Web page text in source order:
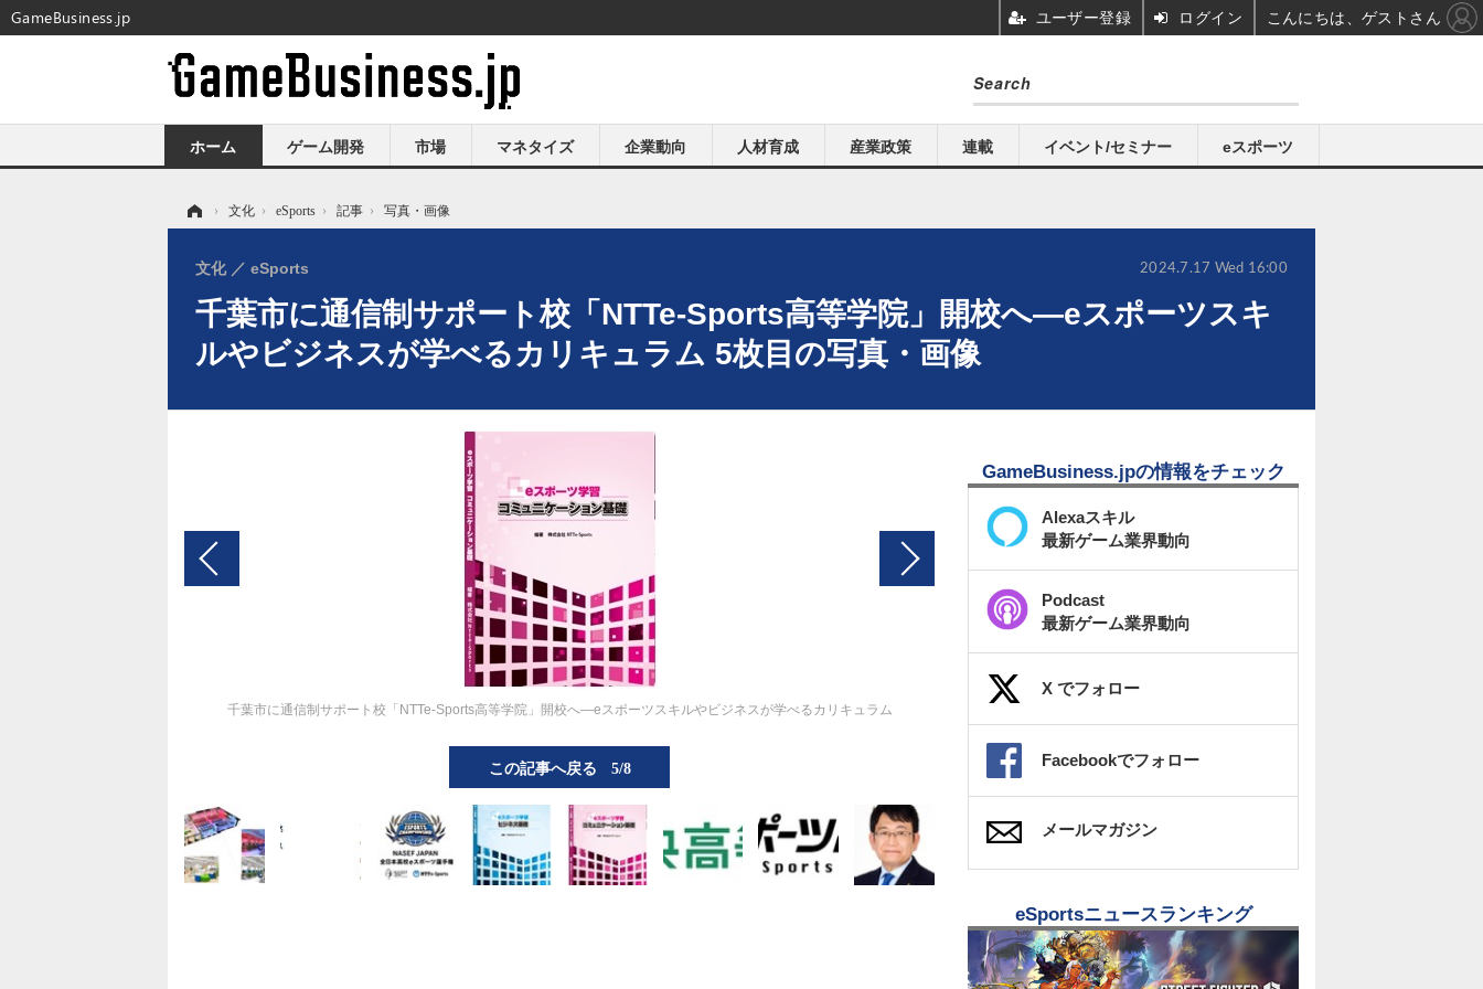
ホーム ゲーム開発 市場 マネタイズ 企業動向 人材育成 産業政策 連載 イベント/セミナー eスポーツ
› 文化 › eSports › 記事 › 写真・画像
千葉市に通信制サポート校「NTTe-Sports高等学院」開校へ―eスポーツスキ
ルやビジネスが学べるカリキュラム 5枚目の写真・画像
文化 eSports 2024.7.17 Wed 16:00
千葉市に通信制サポート校「NTTe-Sports高等学院」開校へ―eスポーツスキルやビジネスが学べるカリキュラム
この記事へ戻る 5/8
GameBusiness.jpの情報をチェック
Alexaスキル
最新ゲーム業界動向
Podcast
最新ゲーム業界動向
X でフォロー
Facebookでフォロー
メールマガジン
eSportsニュースランキング
GameBusiness.jp ユーザー登録 ログイン こんにちは、ゲストさん